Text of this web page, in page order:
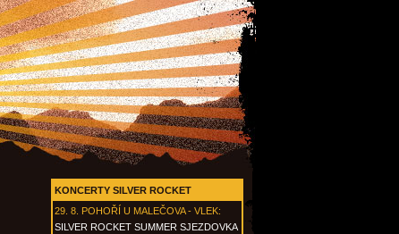
KONCERTY SILVER ROCKET
29. 8. POHOŘÍ U MALEČOVA - VLEK:
SILVER ROCKET SUMMER SJEZDOVKA